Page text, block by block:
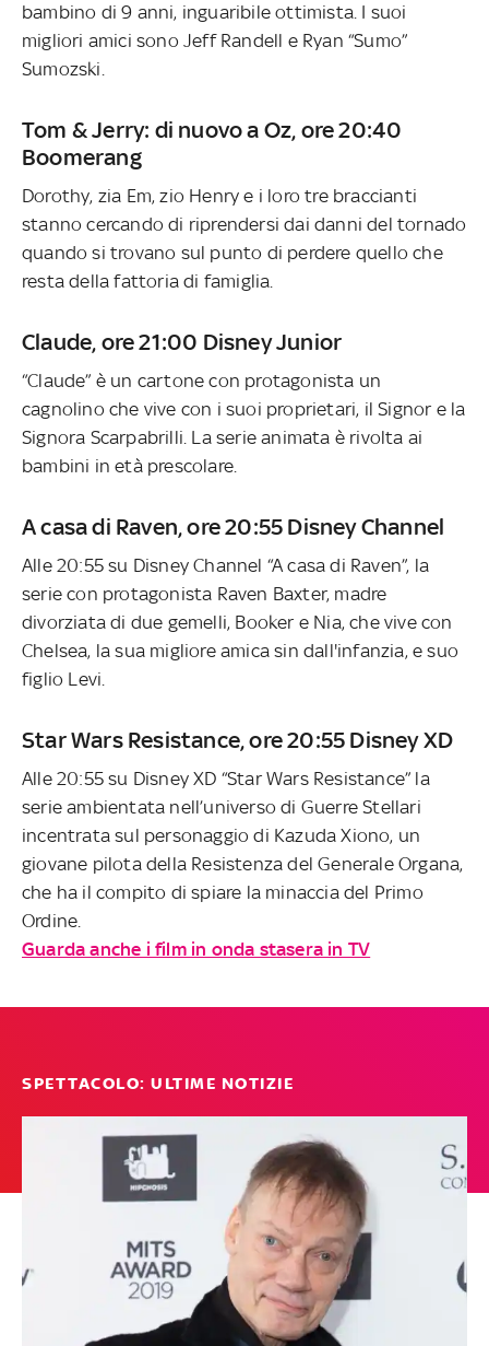
bambino di 9 anni, inguaribile ottimista. I suoi
migliori amici sono Jeff Randell e Ryan “Sumo”
Sumozski.
Tom & Jerry: di nuovo a Oz, ore 20:40
Boomerang
Dorothy, zia Em, zio Henry e i loro tre braccianti
stanno cercando di riprendersi dai danni del tornado
quando si trovano sul punto di perdere quello che
resta della fattoria di famiglia.
Claude, ore 21:00 Disney Junior
“Claude” è un cartone con protagonista un
cagnolino che vive con i suoi proprietari, il Signor e la
Signora Scarpabrilli. La serie animata è rivolta ai
bambini in età prescolare.
A casa di Raven, ore 20:55 Disney Channel
Alle 20:55 su Disney Channel “A casa di Raven”, la
serie con protagonista Raven Baxter, madre
divorziata di due gemelli, Booker e Nia, che vive con
Chelsea, la sua migliore amica sin dall'infanzia, e suo
figlio Levi.
Star Wars Resistance, ore 20:55 Disney XD
Alle 20:55 su Disney XD “Star Wars Resistance” la
serie ambientata nell’universo di Guerre Stellari
incentrata sul personaggio di Kazuda Xiono, un
giovane pilota della Resistenza del Generale Organa,
che ha il compito di spiare la minaccia del Primo
Ordine.
Guarda anche i film in onda stasera in TV
SPETTACOLO: ULTIME NOTIZIE